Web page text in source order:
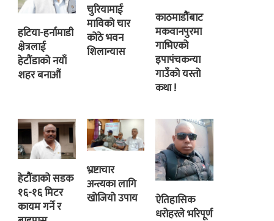
हटिया-हर्नामाडी
क्षेत्रलाई
हेटौंडाको नयाँ
शहर बनाऔं
चुरियामाई
माविको चार
कोठे भवन
शिलान्यास
काठमाडौंबाट
मकवानपुरमा
गाभिएको
इपापंचकन्या
गाउँको यस्तो
कथा !
हेटौंडाको सडक
१६-१६ मिटर
कायम गर्ने र
भ्रष्टाचार
अन्त्यका लागि
खोजियो उपाय
ऐतिहासिक
धरोहरले भरिपूर्ण